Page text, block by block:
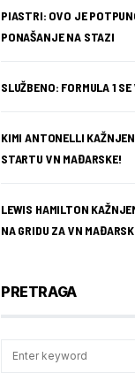
PIASTRI: OVO JE
PONAŠANJE NA STAZI
SLUŽBENO: FORMULA 1
KIMI ANTONELLI
STARTU VN MAĐARSKE!
LEWIS HAMILTON
NA GRIDU ZA VN
PRETRAGA